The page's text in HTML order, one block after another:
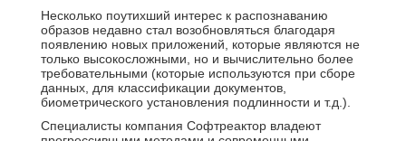
Несколько поутихший интерес к распознаванию
образов недавно стал возобновляться благодаря
появлению новых приложений, которые являются не
только высокосложными, но и вычислительно более
требовательными (которые используются при сборе
данных, для классификации документов,
биометрического установления подлинности и т.д.).
Специалисты компания Софтреактор владеют